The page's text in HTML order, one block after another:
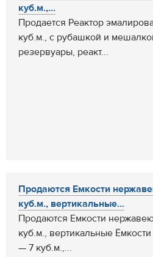
куб.м.,...
Продается Реактор
куб.м., с рубашкой и
резервуары, реакт...
Продаются Емкости
куб.м., вертикальные...
Продаются Емкости
куб.м., вертикальные
— 7 куб.м.,...